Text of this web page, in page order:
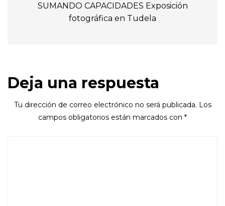
SUMANDO CAPACIDADES Exposición
fotográfica en Tudela
Deja una respuesta
Tu dirección de correo electrónico no será publicada. Los
campos obligatorios están marcados con *